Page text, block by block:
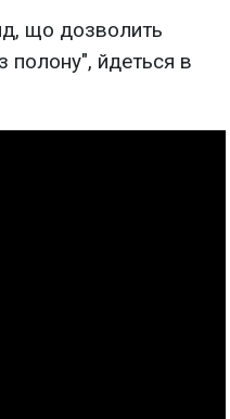
що дозволить
полону", йдеться в